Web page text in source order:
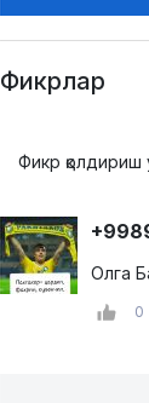
Фикрлар
Фикр қолдириш
Олга
0